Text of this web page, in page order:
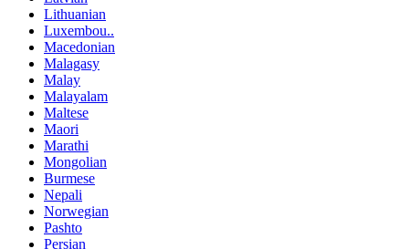
Lithuanian
Luxembou..
Macedonian
Malagasy
Malay
Malayalam
Maltese
Maori
Marathi
Mongolian
Burmese
Nepali
Norwegian
Pashto
Persian